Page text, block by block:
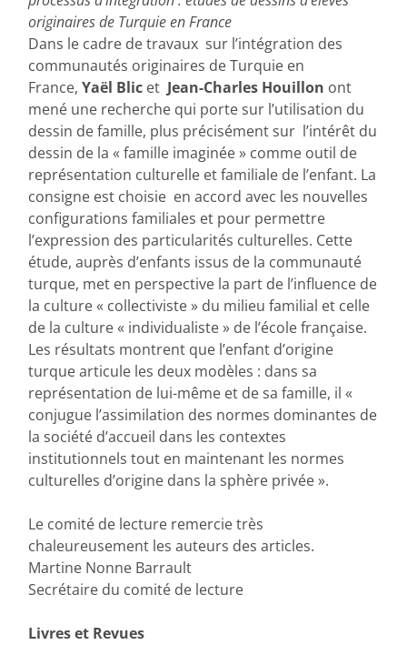
originaires de Turquie en France
Dans le cadre de travaux sur l’intégration des
communautés originaires de Turquie en
France,Yaël Blic et Jean-Charles Houillon ont
mené une recherche qui porte sur l’utilisation du
dessin de famille, plus précisément sur l’intérêt du
dessin de la « famille imaginée » comme outil de
représentation culturelle et familiale de l’enfant. La
consigne est choisie en accord avec les nouvelles
configurations familiales et pour permettre
l’expression des particularités culturelles. Cette
étude, auprès d’enfants issus de la communauté
turque, met en perspective la part de l’influence de
la culture « collectiviste » du milieu familial et celle
de la culture « individualiste » de l’école française.
Les résultats montrent que l’enfant d’origine
turque articule les deux modèles : dans sa
représentation de lui-même et de sa famille, il «
conjugue l’assimilation des normes dominantes de
la société d’accueil dans les contextes
institutionnels tout en maintenant les normes
culturelles d’origine dans la sphère privée ».
Le comité de lecture remercie très
chaleureusement les auteurs des articles.
Martine Nonne Barrault
Secrétaire du comité de lecture
Livres et Revues